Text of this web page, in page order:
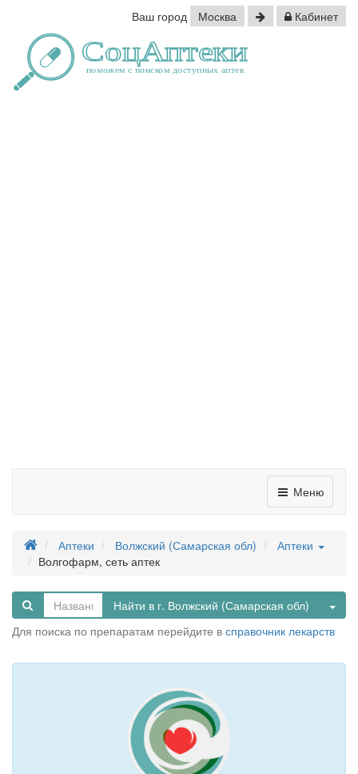
Ваш город Москва Кабинет
Меню
Аптеки Волжский (Самарская обл)
Аптеки
Волгофарм, сеть аптек
Найти в г. Волжский (Самарская обл)
Для поиска по препаратам перейдите в справочник лекарств